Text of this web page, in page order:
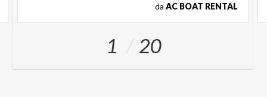
da AC BOAT RENTAL
1 20